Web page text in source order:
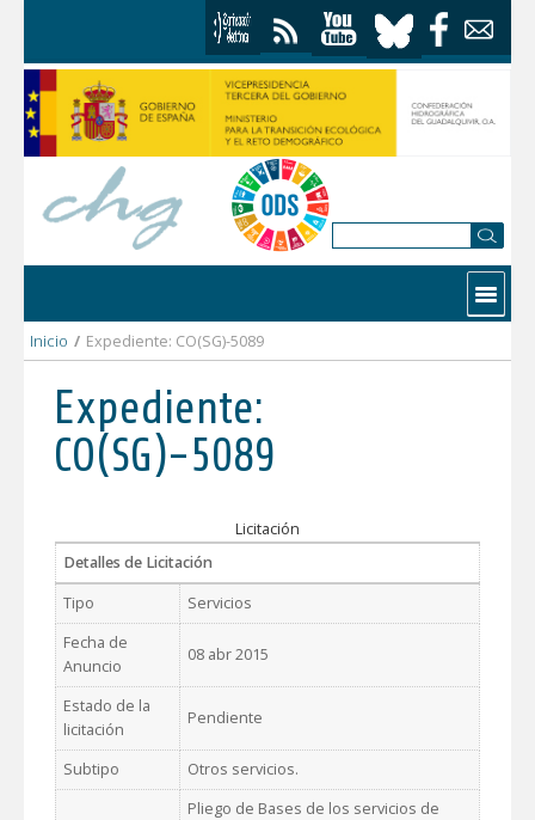
Contactar
Inicio / Expediente: CO(SG)-5089
Expediente:
CO(SG)-5089
Licitación
Detalles de Licitación
Tipo
Servicios
Fecha de
Anuncio
08 abr 2015
Estado de la
licitación
Pendiente
Subtipo Otros servicios.
Pliego de Bases de los servicios de